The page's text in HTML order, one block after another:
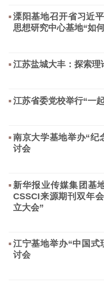
紫金文化艺术节
品
精
先
红色
精品出版 全
扫
电影创作
溧阳基地召开省习近
思想研究中心基地“如
江苏盐城大丰：探索理
江苏省委党校举行“一
南京大学基地举办“纪
讨会
新华报业传媒集团基
CSSCI来源期刊双年
立大会”
江宁基地举办“中国式
讨会